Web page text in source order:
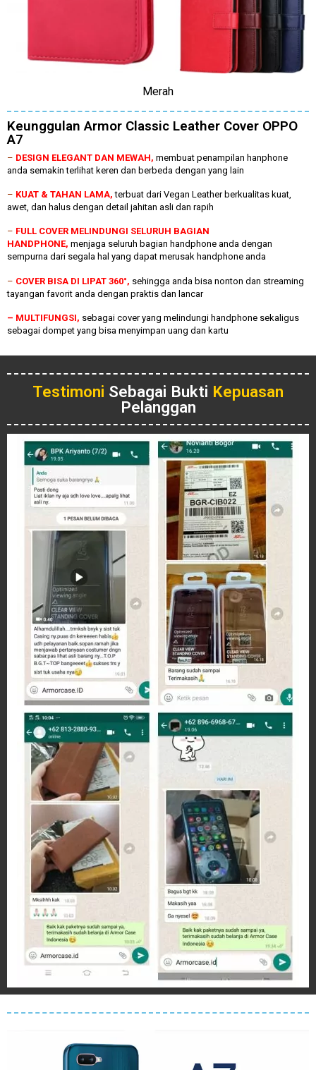
Merah
Keunggulan Armor Classic Leather Cover OPPO
A7
– DESIGN ELEGANT DAN MEWAH, membuat penampilan hanphone
anda semakin terlihat keren dan berbeda dengan yang lain
– KUAT & TAHAN LAMA,terbuat dari Vegan Leather berkualitas kuat,
awet, dan halus dengan detail jahitan asli dan rapih
– FULL COVER MELINDUNGI SELURUH BAGIAN
HANDPHONE, menjaga seluruh bagian handphone anda dengan
sempurna dari segala hal yang dapat merusak handphone anda
– COVER BISA DI LIPAT 360°, sehingga anda bisa nonton dan streaming
tayangan favorit anda dengan praktis dan lancar
– MULTIFUNGSI, sebagai cover yang melindungi handphone sekaligus
sebagai dompet yang bisa menyimpan uang dan kartu
Testimoni Sebagai Bukti Kepuasan
Pelanggan